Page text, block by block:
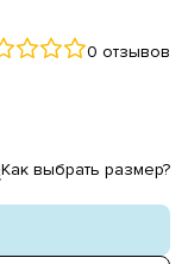
0 отзывов
Как выбрать размер?